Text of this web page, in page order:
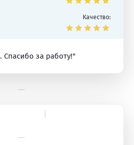
Качество:
Спасибо за работу!"